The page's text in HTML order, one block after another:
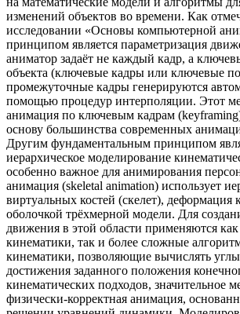
изменений объектов во времени. Как
исследовании «Основы компьютерной
принципом является параметризация
аниматор задаёт не каждый кадр, а
объекта (ключевые кадры или ключевые
промежуточные кадры генерируются
помощью процедур интерполяции. Этот
анимация по ключевым кадрам
основу большинства современных
Другим фундаментальным принципом
иерархическое моделирование
особенно важное для анимирования
анимация (skeletal animation) использует
виртуальных костей (скелет), деформация
оболочкой трёхмерной модели. Для
движения в этой области применяются
кинематики, так и более сложные
кинематики, позволяющие вычислять
достижения заданного положения
кинематических подходов, значительное
физически-корректная анимация,